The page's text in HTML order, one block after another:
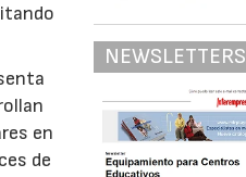
en
de
NEWSLETTERS